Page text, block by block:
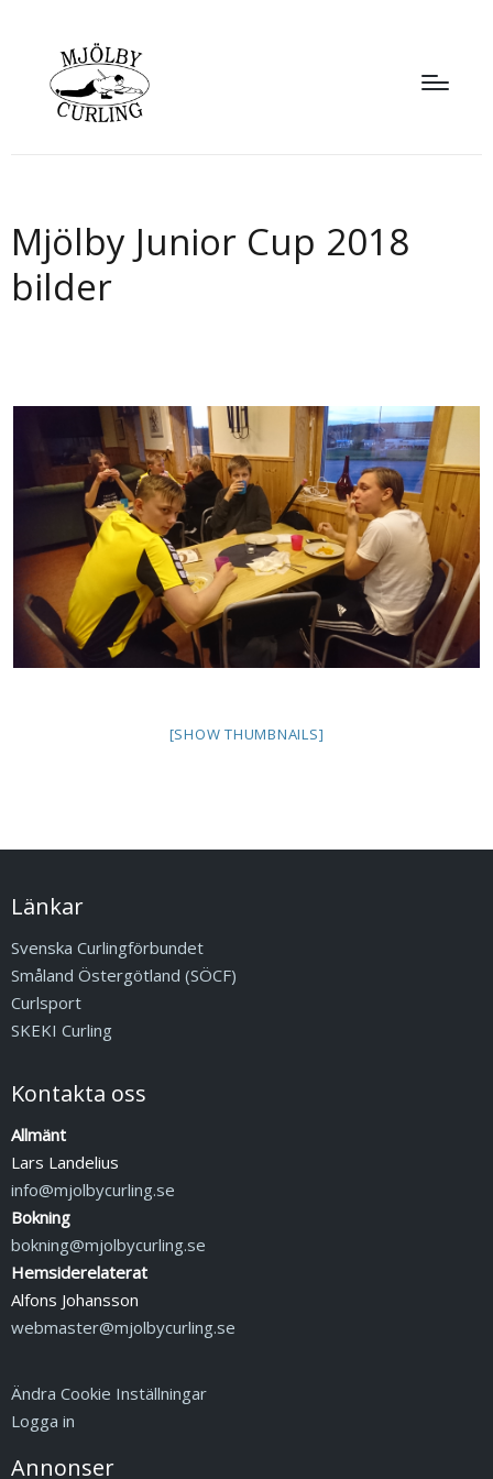
Mjölby Junior Cup 2018
bilder
[SHOW THUMBNAILS]
Länkar
Svenska Curlingförbundet
Småland Östergötland (SÖCF)
Curlsport
SKEKI Curling
Kontakta oss
Allmänt
Lars Landelius
info@mjolbycurling.se
Bokning
bokning@mjolbycurling.se
Hemsiderelaterat
Alfons Johansson
webmaster@mjolbycurling.se
Ändra Cookie Inställningar
Logga in
Annonser